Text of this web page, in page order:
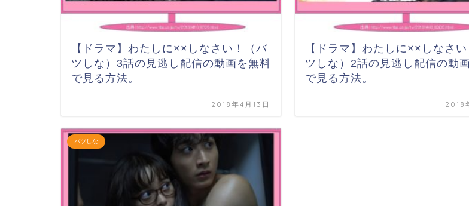
【ドラマ】わたしに××しなさい！（バ
ツしな）3話の見逃し配信の動画を無料
で見る方法。
2018年4月13日
【ドラマ】わたしに××しなさ
ツしな）2話の見逃し配信の動
で見る方法。
2018
バツしな